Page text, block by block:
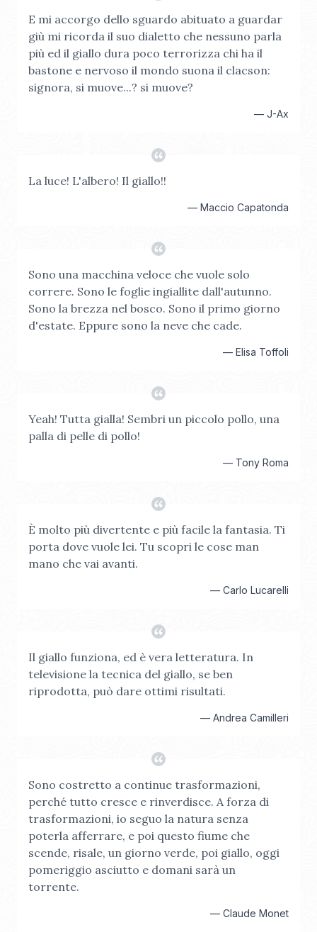
E mi accorgo dello sguardo abituato a guardar
giù mi ricorda il suo dialetto che nessuno parla
più ed il giallo dura poco terrorizza chi ha il
bastone e nervoso il mondo suona il clacson:
signora, si muove...? si muove?
— J-Ax
La luce! L'albero! Il giallo!!
— Maccio Capatonda
Sono una macchina veloce che vuole solo
correre. Sono le foglie ingiallite dall'autunno.
Sono la brezza nel bosco. Sono il primo giorno
d'estate. Eppure sono la neve che cade.
— Elisa Toffoli
Yeah! Tutta gialla! Sembri un piccolo pollo, una
palla di pelle di pollo!
— Tony Roma
È molto più divertente e più facile la fantasia. Ti
porta dove vuole lei. Tu scopri le cose man
mano che vai avanti.
— Carlo Lucarelli
Il giallo funziona, ed è vera letteratura. In
televisione la tecnica del giallo, se ben
riprodotta, può dare ottimi risultati.
— Andrea Camilleri
Sono costretto a continue trasformazioni,
perché tutto cresce e rinverdisce. A forza di
trasformazioni, io seguo la natura senza
poterla afferrare, e poi questo fiume che
scende, risale, un giorno verde, poi giallo, oggi
pomeriggio asciutto e domani sarà un
torrente.
— Claude Monet